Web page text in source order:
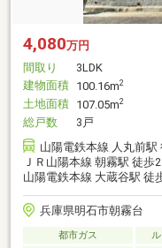
4,080万円
間取り
3LDK
建物面積 100.16m2
土地面積 107.05m2
総戸数
3戸
山陽電鉄本線 人丸前駅
ＪＲ山陽本線 朝霧駅 徒歩
山陽電鉄本線 大蔵谷駅 徒
兵庫県明石市朝霧台
都市ガス